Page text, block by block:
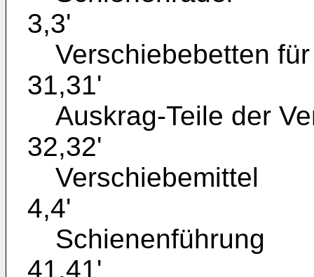
3,3'
Verschiebebetten
31,31'
Auskrag-Teile der
32,32'
Verschiebemittel
4,4'
Schienenführung
41,41'